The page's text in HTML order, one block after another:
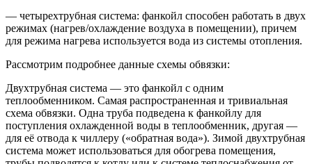
— четырехтрубная система: фанкойл способен работать в двух
режимах (нагрев/охлаждение воздуха в помещении), причем
для режима нагрева используется вода из системы отопления.
Рассмотрим подробнее данные схемы обвязки:
Двухтрубная система — это фанкойл с одним
теплообменником. Самая распространенная и тривиальная
схема обвязки. Одна труба подведена к фанкойлу для
поступления охлажденной воды в теплообменник, другая —
для её отвода к чиллеру («обратная вода»). Зимой двухтрубная
система может использоваться для обогрева помещения,